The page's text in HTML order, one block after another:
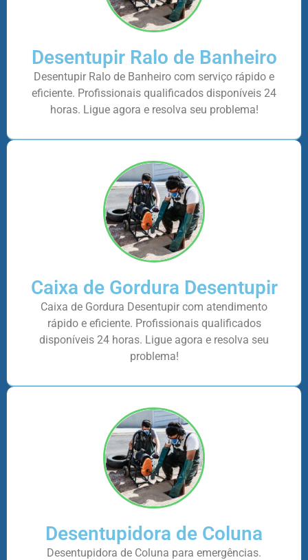
Desentupir Ralo de Banheiro
Desentupir Ralo de Banheiro com serviço rápido e
eficiente. Profissionais qualificados disponíveis 24
horas. Ligue agora e resolva seu problema!
Caixa de Gordura Desentupir
Caixa de Gordura Desentupir com atendimento
rápido e eficiente. Profissionais qualificados
disponíveis 24 horas. Ligue agora e resolva seu
problema!
Desentupidora de Coluna
Desentupidora de Coluna para emergências.